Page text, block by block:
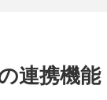
連携機能